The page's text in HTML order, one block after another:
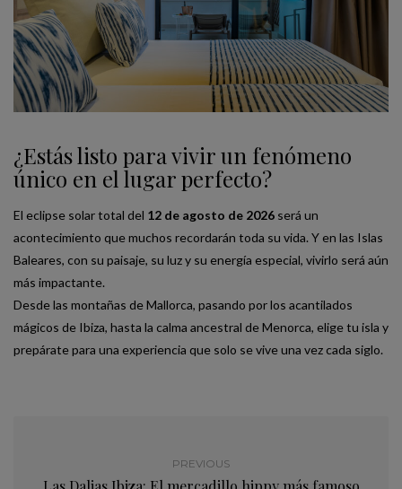
¿Estás listo para vivir un fenómeno
único en el lugar perfecto?
El eclipse solar total del 12 de agosto de 2026 será un
acontecimiento que muchos recordarán toda su vida. Y en las Islas
Baleares, con su paisaje, su luz y su energía especial, vivirlo será aún
más impactante.
Desde las montañas de Mallorca, pasando por los acantilados
mágicos de Ibiza, hasta la calma ancestral de Menorca, elige tu isla y
prepárate para una experiencia que solo se vive una vez cada siglo.
PREVIOUS